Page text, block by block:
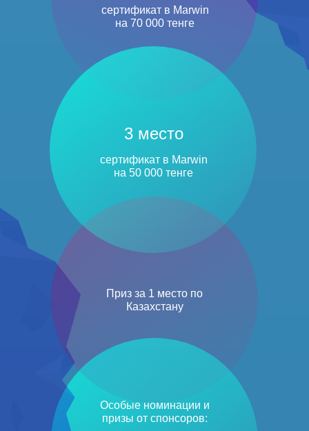
сертификат в Marwin
на 70 000 тенге
3 место
сертификат в Marwin
на 50 000 тенге
Особые номинации и
призы от спонсоров:
Приз за 1 место по
Казахстану